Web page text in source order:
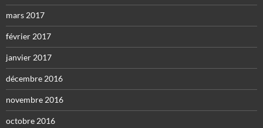
mars 2017
février 2017
janvier 2017
décembre 2016
novembre 2016
octobre 2016